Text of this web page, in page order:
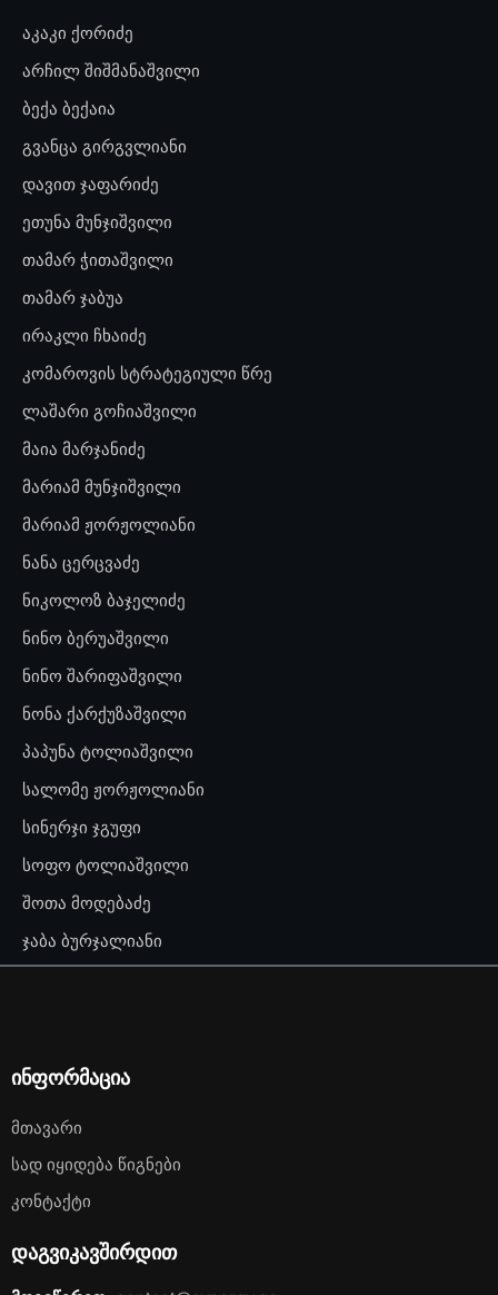
აკაკი ქორიძე
არჩილ შიშმანაშვილი
ბექა ბექაია
გვანცა გირგვლიანი
დავით ჯაფარიძე
ეთუნა მუნჯიშვილი
თამარ ჭითაშვილი
თამარ ჯაბუა
ირაკლი ჩხაიძე
კომაროვის სტრატეგიული წრე
ლაშარი გოჩიაშვილი
მაია მარჯანიძე
მარიამ მუნჯიშვილი
მარიამ ჟორჟოლიანი
ნანა ცერცვაძე
ნიკოლოზ ბაჯელიძე
ნინო ბერუაშვილი
ნინო შარიფაშვილი
ნონა ქარქუზაშვილი
პაპუნა ტოლიაშვილი
სალომე ჟორჟოლიანი
სინერჯი ჯგუფი
სოფო ტოლიაშვილი
შოთა მოდებაძე
ჯაბა ბურჯალიანი
ინფორმაცია
Მთავარი
Სად Იყიდება Წიგნები
Კონტაქტი
დაგვიკავშირდით